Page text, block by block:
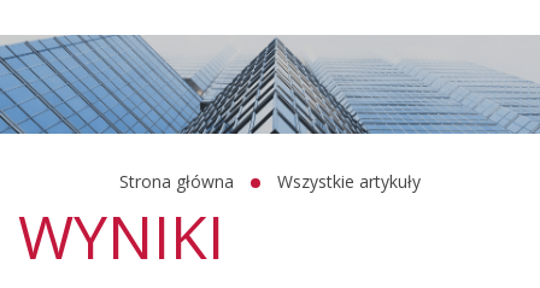
Strona główna Wszystkie artykuły
WYNIKI